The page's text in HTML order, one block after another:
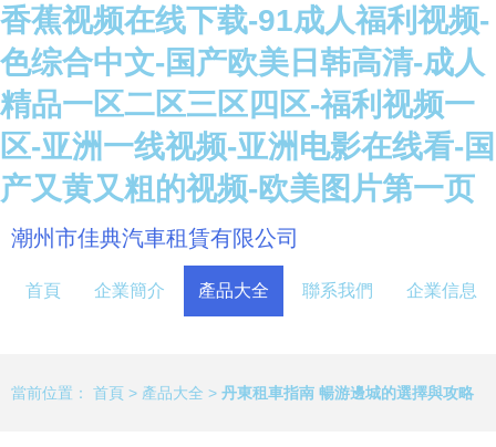
香蕉视频在线下载-91成人福利视频-
色综合中文-国产欧美日韩高清-成人
精品一区二区三区四区-福利视频一
区-亚洲一线视频-亚洲电影在线看-国
产又黄又粗的视频-欧美图片第一页
潮州市佳典汽車租賃有限公司
首頁 企業簡介 產品大全 聯系我們 企業信息
當前位置： 首頁 > 產品大全 > 丹東租車指南 暢游邊城的選擇與攻略